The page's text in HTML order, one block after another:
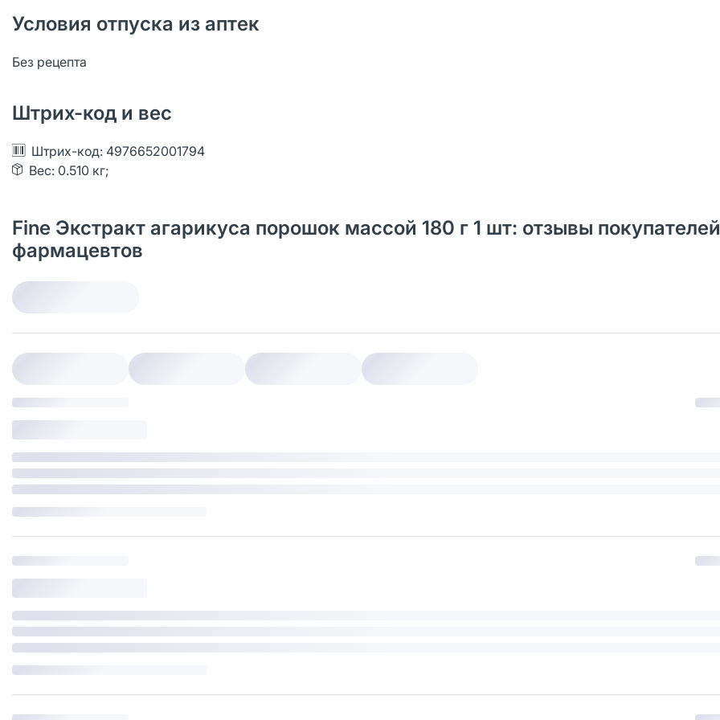
Условия отпуска из аптек
Без рецепта
Штрих-код и вес
Штрих-код: 4976652001794
Вес: 0.510 кг;
Fine Экстракт агарикуса порошок массой 180 г 1 шт: отзывы
фармацевтов